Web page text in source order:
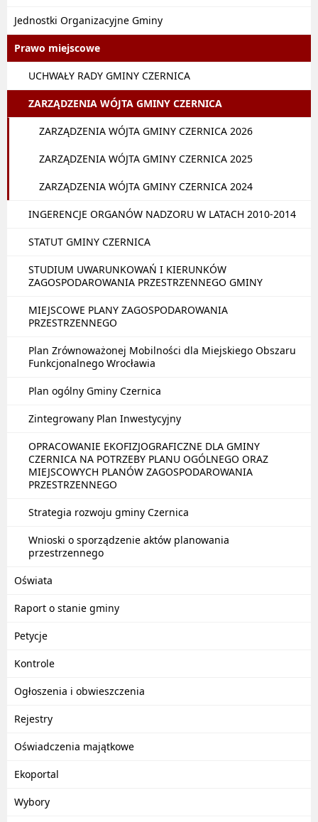
Jednostki Organizacyjne Gminy
Prawo miejscowe
UCHWAŁY RADY GMINY CZERNICA
ZARZĄDZENIA WÓJTA GMINY CZERNICA
ZARZĄDZENIA WÓJTA GMINY CZERNICA 2026
ZARZĄDZENIA WÓJTA GMINY CZERNICA 2025
ZARZĄDZENIA WÓJTA GMINY CZERNICA 2024
INGERENCJE ORGANÓW NADZORU W LATACH 2010-2014
STATUT GMINY CZERNICA
STUDIUM UWARUNKOWAŃ I KIERUNKÓW
ZAGOSPODAROWANIA PRZESTRZENNEGO GMINY
MIEJSCOWE PLANY ZAGOSPODAROWANIA
PRZESTRZENNEGO
Plan Zrównoważonej Mobilności dla Miejskiego Obszaru
Funkcjonalnego Wrocławia
Plan ogólny Gminy Czernica
Zintegrowany Plan Inwestycyjny
OPRACOWANIE EKOFIZJOGRAFICZNE DLA GMINY
CZERNICA NA POTRZEBY PLANU OGÓLNEGO ORAZ
MIEJSCOWYCH PLANÓW ZAGOSPODAROWANIA
PRZESTRZENNEGO
Strategia rozwoju gminy Czernica
Wnioski o sporządzenie aktów planowania
przestrzennego
Oświata
Raport o stanie gminy
Petycje
Kontrole
Ogłoszenia i obwieszczenia
Rejestry
Oświadczenia majątkowe
Ekoportal
Wybory